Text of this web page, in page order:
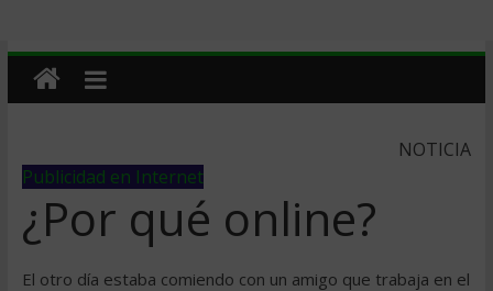
NOTICIA
Publicidad en Internet
¿Por qué online?
El otro día estaba comiendo con un amigo que trabaja en el